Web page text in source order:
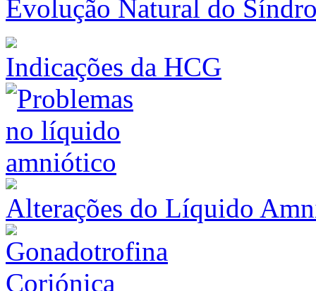
Evolução Natural do
Indicações da HCG
Alterações do Líquido